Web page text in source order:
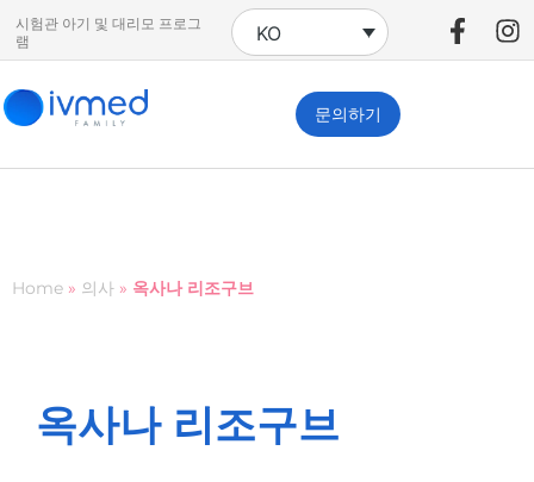
시험관 아기 및 대리모 프로그
램
KO
문의하기
Home » 의사 » 옥사나 리조구브
옥사나 리조구브